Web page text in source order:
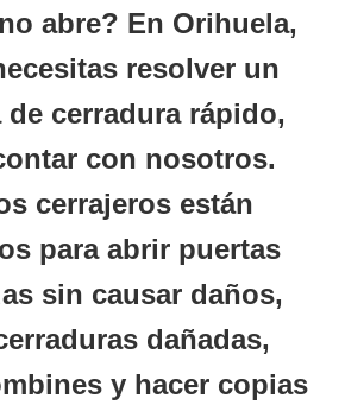
abre? En Orihuela,
resolver un
de cerradura rápido,
con nosotros.
cerrajeros están
para abrir puertas
sin causar daños,
dañadas,
y hacer copias